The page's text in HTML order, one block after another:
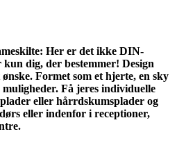
Her er det ikke DIN-
dig, der bestemmer! Design
Formet som et hjerte, en sky
Få jeres individuelle
eller hårrdskumsplader og
eller indenfor i receptioner,